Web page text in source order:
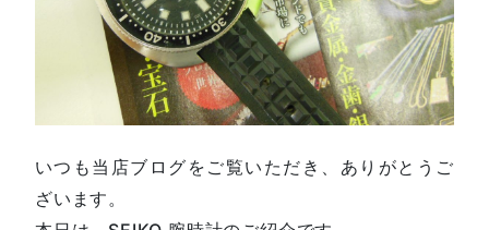
いつも当店ブログをご覧いただき、ありがとうご
ざいます。